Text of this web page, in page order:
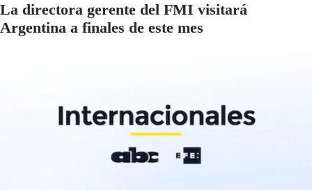
La directora gerente del FMI visitará
Argentina a finales de este mes